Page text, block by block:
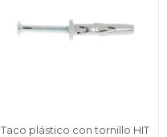
Taco plástico con tornillo HIT